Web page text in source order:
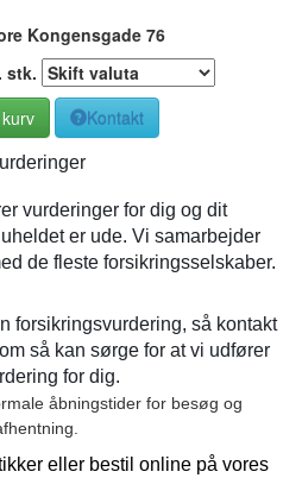
Kongensgade 76
stk.
Kontakt
vurderinger for dig og dit
er ude. Vi samarbejder
de fleste forsikringsselskaber.
forsikringsvurdering, så kontakt
så kan sørge for at vi udfører
for dig.
åbningstider for besøg og
eller bestil online på vores